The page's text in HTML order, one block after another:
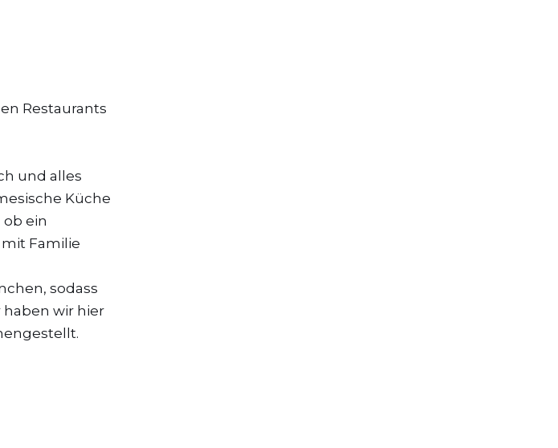
Restaurants
und alles
Küche
ein
Familie
sodass
haben wir hier